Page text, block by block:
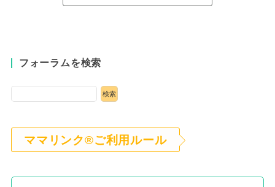
フォーラムを検索
ママリンク®ご利用ルール